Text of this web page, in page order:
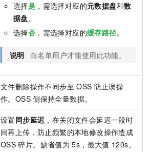
选择是 ，需选择对应的元数据盘和数
据盘。
选择否，需选择对应的缓存路径。
说明 白名单用户才能使用此功能。
文件删除操作不同步至 OSS 防止误操
作。OSS 侧保持全量数据。
设置同步延迟 ，在关闭文件会延迟一段时
间再上传，防止频繁的本地修改操作造成
OSS 碎片。缺省值为 5s，最大值 120s。